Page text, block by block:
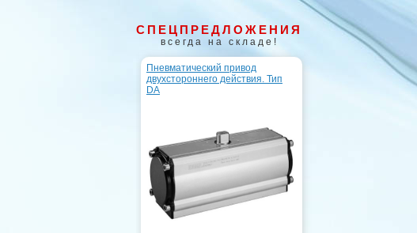
СПЕЦПРЕДЛОЖЕНИЯ
всегда на складе!
Пневматический привод
двухстороннего действия. Тип
DA